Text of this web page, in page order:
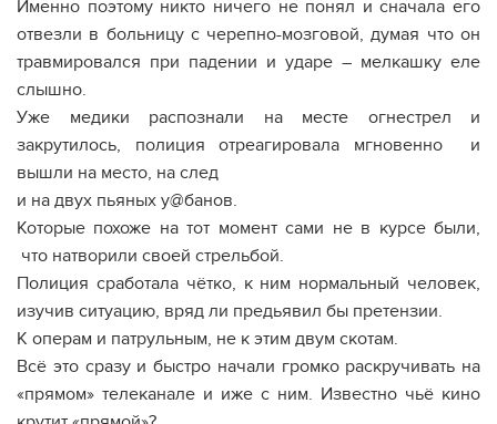
Именно поэтому никто ничего не понял и сначала его
отвезли в больницу с черепно-мозговой, думая что он
травмировался при падении и ударе – мелкашку еле
слышно.
Уже медики распознали на месте огнестрел и
закрутилось, полиция отреагировала мгновенно и
вышли на место, на след
и на двух пьяных у@банов.
Которые похоже на тот момент сами не в курсе были,
что натворили своей стрельбой.
Полиция сработала чётко, к ним нормальный человек,
изучив ситуацию, вряд ли предьявил бы претензии.
К операм и патрульным, не к этим двум скотам.
Всё это сразу и быстро начали громко раскручивать на
«прямом» телеканале и иже с ним. Известно чьё кино